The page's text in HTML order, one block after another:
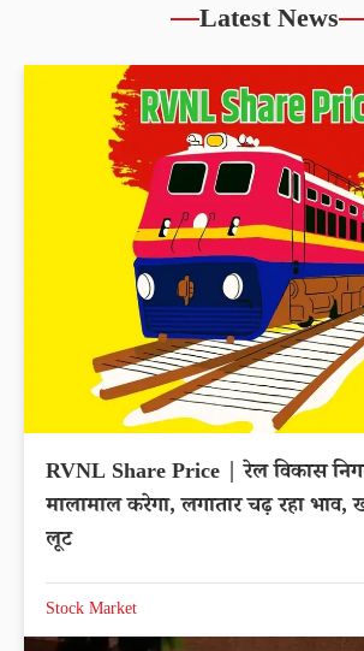
Latest News
RVNL Share Price | रेल विकास
मालामाल करेगा, लगातार चढ़ रहा भाव,
लूट
Stock Market